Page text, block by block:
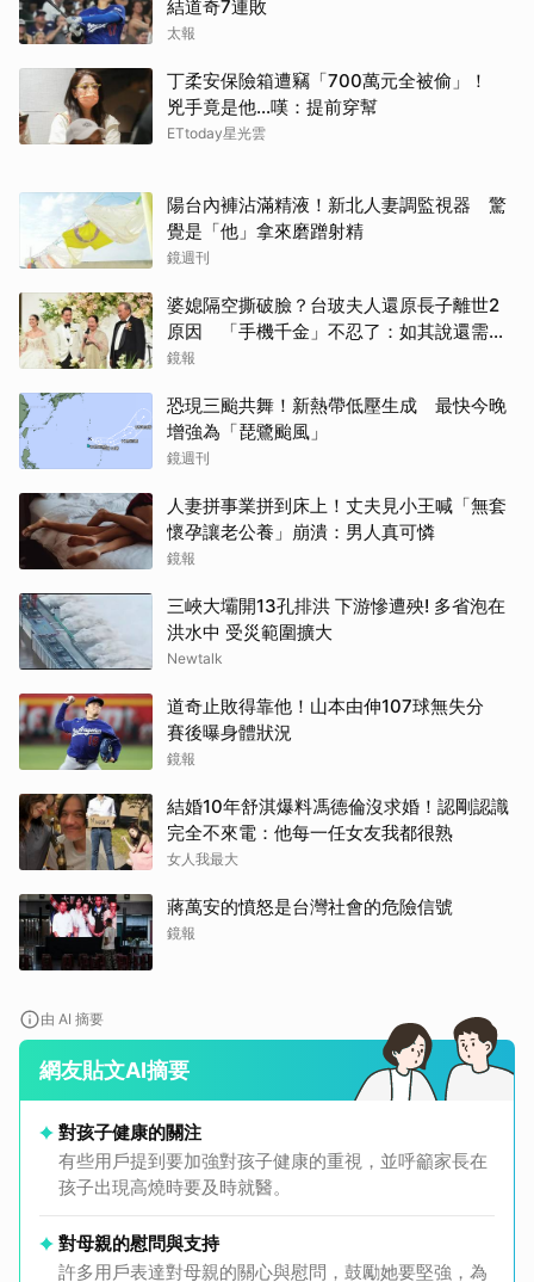
結道奇7連敗
太報
丁柔安保險箱遭竊「700萬元全被偷」！
兇手竟是他...嘆：提前穿幫
ETtoday星光雲
陽台內褲沾滿精液！新北人妻調監視器 驚
覺是「他」拿來磨蹭射精
鏡週刊
婆媳隔空撕破臉？台玻夫人還原長子離世2
原因 「手機千金」不忍了：如其說還需要
離開嗎？
鏡報
恐現三颱共舞！新熱帶低壓生成 最快今晚
增強為「琵鷺颱風」
鏡週刊
人妻拼事業拼到床上！丈夫見小王喊「無套
懷孕讓老公養」崩潰：男人真可憐
鏡報
三峽大壩開13孔排洪 下游慘遭殃! 多省泡在
洪水中 受災範圍擴大
Newtalk
道奇止敗得靠他！山本由伸107球無失分
賽後曝身體狀況
鏡報
結婚10年舒淇爆料馮德倫沒求婚！認剛認識
完全不來電：他每一任女友我都很熟
女人我最大
蔣萬安的憤怒是台灣社會的危險信號
鏡報
由 AI 摘要
網友貼文AI摘要
對孩子健康的關注
有些用戶提到要加強對孩子健康的重視，並呼籲家長在
孩子出現高燒時要及時就醫。
對母親的慰問與支持
許多用戶表達對母親的關心與慰問，鼓勵她要堅強，為